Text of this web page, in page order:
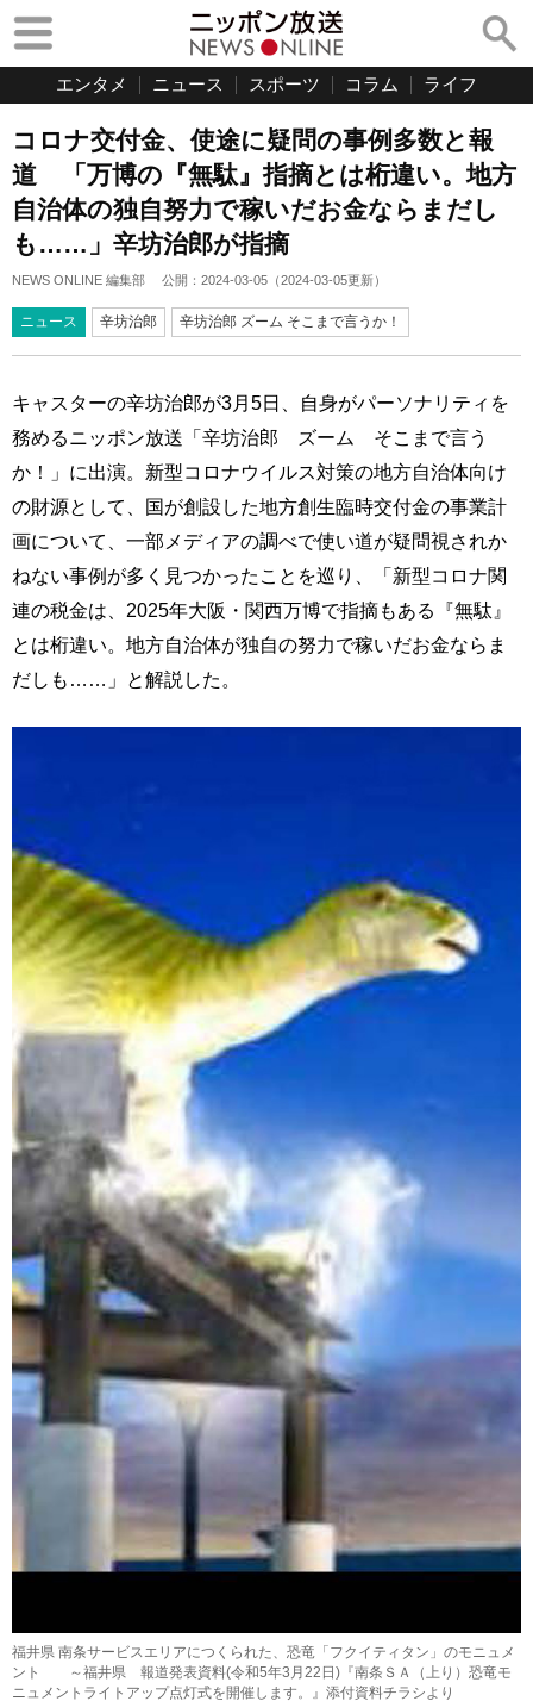
エンタメ ニュース スポーツ コラム ライフ
コロナ交付金、使途に疑問の事例多数と報
道 「万博の『無駄』指摘とは桁違い。地方
自治体の独自努力で稼いだお金ならまだし
も……」辛坊治郎が指摘
NEWS ONLINE 編集部 公開： 2024-03-05 （2024-03-05更新）
ニュース 辛坊治郎 辛坊治郎 ズーム そこまで言うか！
キャスターの辛坊治郎が3月5日、自身がパーソナリティを
務めるニッポン放送「辛坊治郎 ズーム そこまで言う
か！」に出演。新型コロナウイルス対策の地方自治体向け
の財源として、国が創設した地方創生臨時交付金の事業計
画について、一部メディアの調べで使い道が疑問視されか
ねない事例が多く見つかったことを巡り、「新型コロナ関
連の税金は、2025年大阪・関西万博で指摘もある『無駄』
とは桁違い。地方自治体が独自の努力で稼いだお金ならま
だしも……」と解説した。
福井県 南条サービスエリアにつくられた、恐竜「フクイティタン」のモニュメ
ント ～福井県 報道発表資料(令和5年3月22日)『南条ＳＡ（上り）恐竜モ
ニュメントライトアップ点灯式を開催します。』添付資料チラシより